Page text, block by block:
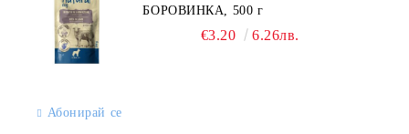
БОРОВИНКА, 500 г
€3.20 6.26лв.
Абонирай се